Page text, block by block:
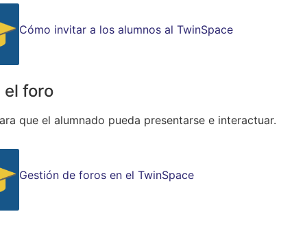
Cómo invitar a los alumnos al TwinSpace
el foro
que el alumnado pueda presentarse e interactuar.
Gestión de foros en el TwinSpace